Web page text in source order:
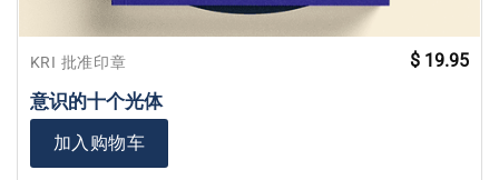
KRI 批准印章
意识的十个光体
$ 19.95
加入购物车